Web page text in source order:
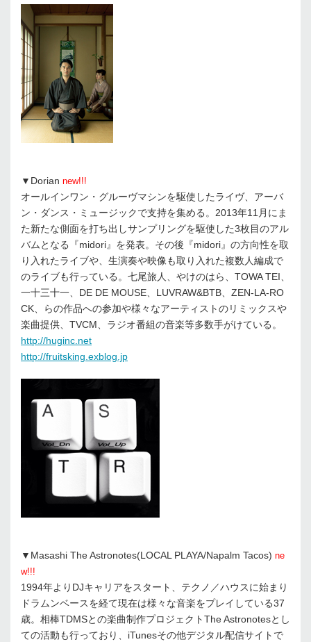
▼Dorian new!!!
オールインワン・グルーヴマシンを駆使したライヴ、アーバ
ン・ダンス・ミュージックで支持を集める。2013年11月にま
た新たな側面を打ち出しサンプリングを駆使した3枚目のアル
バムとなる『midori』を発表。その後『midori』の方向性を取
り入れたライブや、生演奏や映像も取り入れた複数人編成で
のライブも行っている。七尾旅人、やけのはら、TOWA TEI、
一十三十一、DE DE MOUSE、LUVRAW&BTB、ZEN-LA-RO
CK、らの作品への参加や様々なアーティストのリミックスや
楽曲提供、TVCM、ラジオ番組の音楽等多数手がけている。
http://huginc.net
http://fruitsking.exblog.jp
▼Masashi The Astronotes(LOCAL PLAYA/Napalm Tacos) ne
w!!!
1994年よりDJキャリアをスタート、テクノ／ハウスに始まり
ドラムンベースを経て現在は様々な音楽をプレイしている37
歳。相棒TDMSとの楽曲制作プロジェクトThe Astronotesとし
ての活動も行っており、iTunesその他デジタル配信サイトで